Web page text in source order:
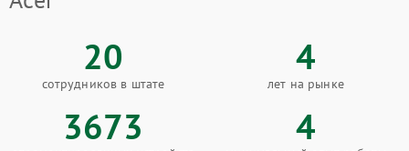
20
сотрудников в штате
4
лет на рынке
3673 4